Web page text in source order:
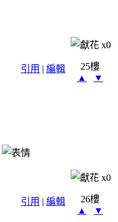
x0
引用 | 編輯
25樓
▲
▼
x0
引用 | 編輯
26樓
▲
▼